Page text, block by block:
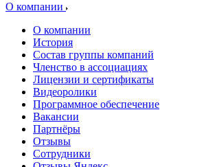
О компании
О компании
История
Состав группы компаний
Членство в ассоциациях
Лицензии и сертификаты
Видеоролики
Программное обеспечение
Вакансии
Партнёры
Отзывы
Сотрудники